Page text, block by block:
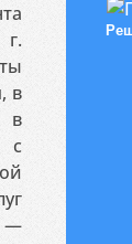
г.
в
в
с
—